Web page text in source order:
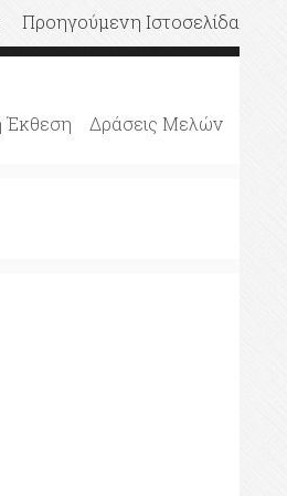
Προηγούμενη Ιστοσελίδα
Έκθεση Δράσεις Μελών